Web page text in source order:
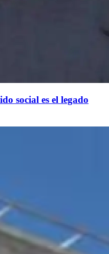
social es el legado